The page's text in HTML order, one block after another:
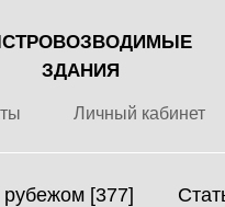
ЗДАНИЯ
Личный кабинет
рубежом [377]